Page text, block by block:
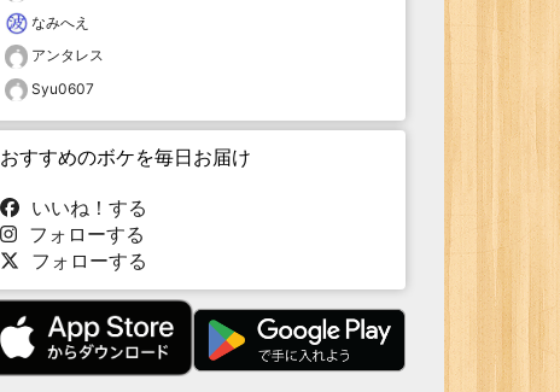
なみへえ
アンタレス
Syu0607
おすすめのボケを毎日お届け
いいね！する
フォローする
フォローする